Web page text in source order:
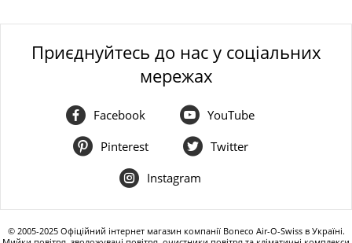
Приєднуйтесь до нас у соціальних
мережах
Facebook
YouTube
Pinterest
Twitter
Instagram
© 2005-2025 Офіційний інтернет магазин компанії Boneco Air-O-Swiss в Україні.